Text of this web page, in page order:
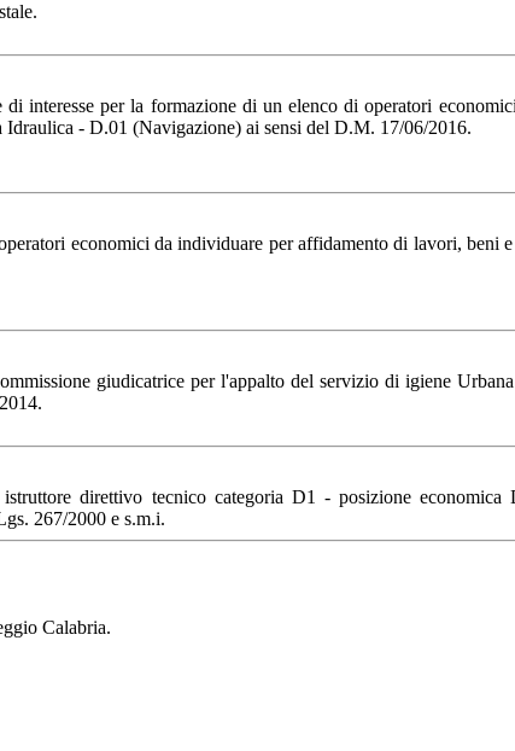
interesse per la formazione di un elenco di operatori
- D.01 (Navigazione) ai sensi del D.M. 17/06/2016.
economici da individuare per affidamento di lavori, beni
giudicatrice per l'appalto del servizio di igiene
direttivo tecnico categoria D1 - posizione
267/2000 e s.m.i.
Calabria.